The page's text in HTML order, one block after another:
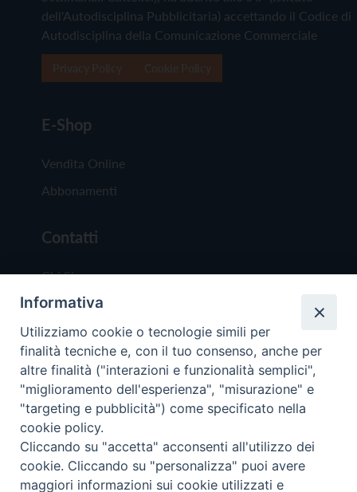
dell'Autodisciplina Pubblicitaria) accettando il Codice di
Autodisciplina della Comunicazione Commerciale
E-Shop
Vendita Online
Abbonamenti
Contatti
Chi Siamo
Redazione
Scrivici
Copyright © 2019 - Tutti i diritti riservati - Vita
Trentina Editrice
Informativa
Utilizziamo cookie o tecnologie simili per
finalità tecniche e, con il tuo consenso, anche per
altre finalità ("interazioni e funzionalità semplici",
"miglioramento dell'esperienza", "misurazione" e
"targeting e pubblicità") come specificato nella
cookie policy.
Cliccando su "accetta" acconsenti all'utilizzo dei
cookie. Cliccando su "personalizza" puoi avere
maggiori informazioni sui cookie utilizzati e